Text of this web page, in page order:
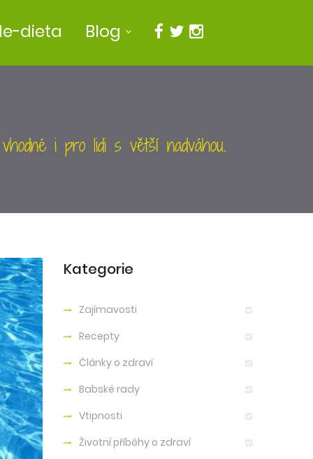
dieta Blog
i pro lidi s větší nadváhou.
Kategorie
Zajímavosti
Recepty
Články o zdraví
Babské rady
Vtipnosti
Životní příběhy o zdraví